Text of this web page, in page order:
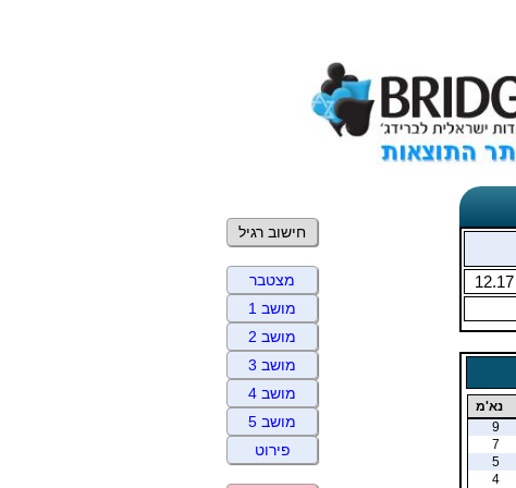
12.17
נא'מ
9
7
5
4
חישוב רגיל
מצטבר
מושב 1
מושב 2
מושב 3
מושב 4
מושב 5
פירוט